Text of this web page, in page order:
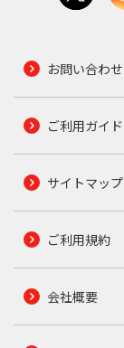
お問い合わせ
ご利用ガイド
サイトマップ
ご利用規約
会社概要